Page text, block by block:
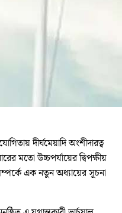
দীর্ঘমেয়াদি অংশীদারত্ব
মতো উচ্চপর্যায়ের দ্বিপক্ষীয়
এক নতুন অধ্যায়ের সূচনা